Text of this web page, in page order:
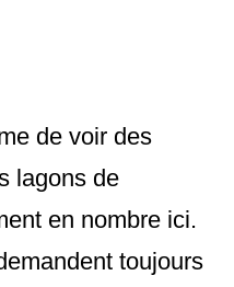
de voir des
lagons de
en nombre ici.
toujours